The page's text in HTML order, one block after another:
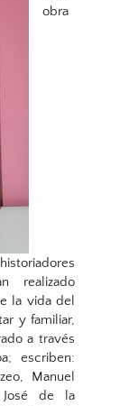
obra
realizado
la vida del
y familiar,
a través
escriben:
Manuel
José de la